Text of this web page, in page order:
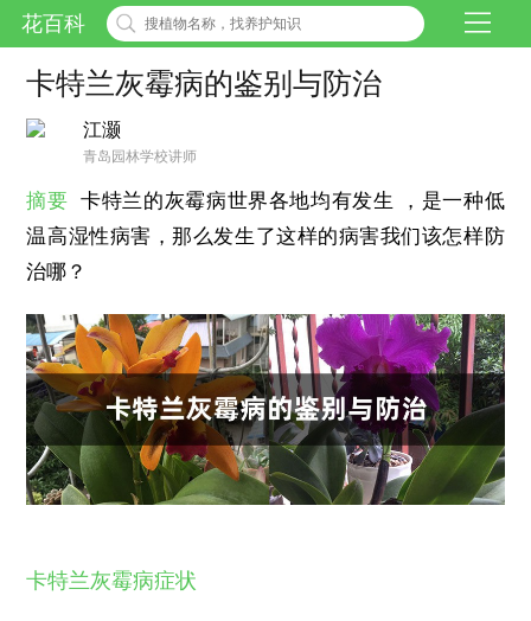
花百科
卡特兰灰霉病的鉴别与防治
江灏
青岛园林学校讲师
摘要 卡特兰的灰霉病世界各地均有发生 ，是一种低
温高湿性病害，那么发生了这样的病害我们该怎样防
治哪？
卡特兰灰霉病症状